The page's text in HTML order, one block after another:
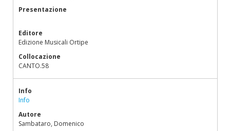
Presentazione
Editore
Edizione Musicali Ortipe
Collocazione
CANTO.58
Info
Info
Autore
Sambataro, Domenico